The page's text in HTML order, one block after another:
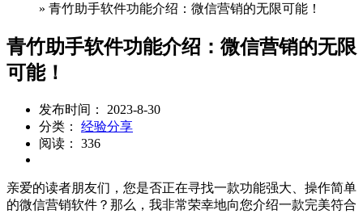
» 青竹助手软件功能介绍：微信营销的无限可能！
青竹助手软件功能介绍：微信营销的无限
可能！
发布时间： 2023-8-30
分类： 经验分享
阅读： 336
亲爱的读者朋友们，您是否正在寻找一款功能强大、操作简单
的微信营销软件？那么，我非常荣幸地向您介绍一款完美符合